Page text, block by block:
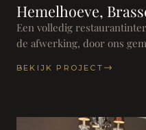
Hemelhoeve,
Een volledig
de afwerking, door ons
BEKIJK PROJECT